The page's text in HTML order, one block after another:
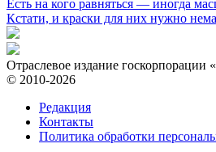
Есть на кого равняться — иногда
Кстати, и краски для них нужно
Отраслевое издание госкорпорации
© 2010-2026
Редакция
Контакты
Политика обработки